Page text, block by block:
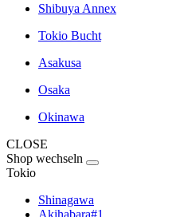
Shibuya Annex
Tokio Bucht
Asakusa
Osaka
Okinawa
CLOSE
Shop wechseln
Tokio
Shinagawa
Akihabara#1